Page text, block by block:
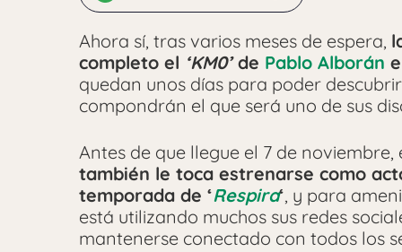
Ahora sí, tras varios meses de espera,
completo el ‘KM0’de Pablo Alborán
quedan unos días para poder
compondrán el que será uno de sus
Antes de que llegue el 7 de
también le toca estrenarse como
temporada de ‘Respira‘, y para
está utilizando muchos sus redes
mantenerse conectado con todos los